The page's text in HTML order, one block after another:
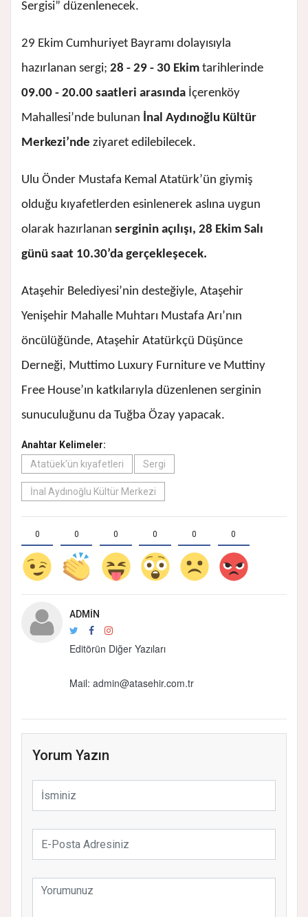
Sergisi” düzenlenecek.
29 Ekim Cumhuriyet Bayramı dolayısıyla
hazırlanan sergi; 28 - 29 - 30 Ekim tarihlerinde
09.00 - 20.00 saatleri arasında İçerenköy
Mahallesi’nde bulunan İnal Aydınoğlu Kültür
Merkezi’nde ziyaret edilebilecek.
Ulu Önder Mustafa Kemal Atatürk’ün giymiş
olduğu kıyafetlerden esinlenerek aslına uygun
olarak hazırlanan serginin açılışı, 28 Ekim Salı
günü saat 10.30’da gerçekleşecek.
Ataşehir Belediyesi’nin desteğiyle, Ataşehir
Yenişehir Mahalle Muhtarı Mustafa Arı’nın
öncülüğünde, Ataşehir Atatürkçü Düşünce
Derneği, Muttimo Luxury Furniture ve Muttiny
Free House’ın katkılarıyla düzenlenen serginin
sunuculuğunu da Tuğba Özay yapacak.
Anahtar Kelimeler:
Atatüek'ün kıyafetleri
Sergi
İnal Aydınoğlu Kültür Merkezi
0 0 0 0 0 0
ADMIN
Editörün Diğer Yazıları
Mail: admin@atasehir.com.tr
Yorum Yazın